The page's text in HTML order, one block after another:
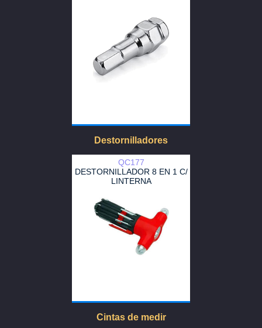
Destornilladores
QC177
DESTORNILLADOR 8 EN 1 C/
LINTERNA
Cintas de medir